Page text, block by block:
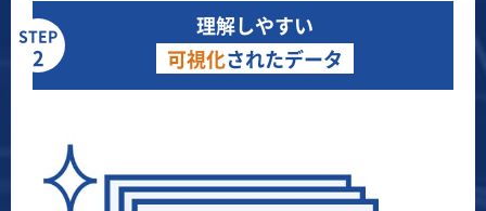
STEP
2
理解しやすい
可視化されたデータ